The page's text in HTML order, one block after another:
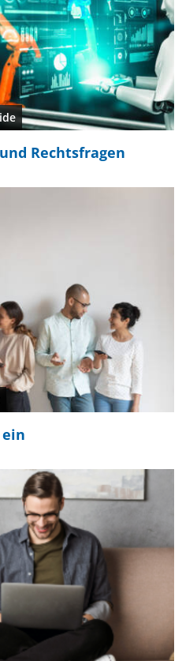
Rechtsfragen